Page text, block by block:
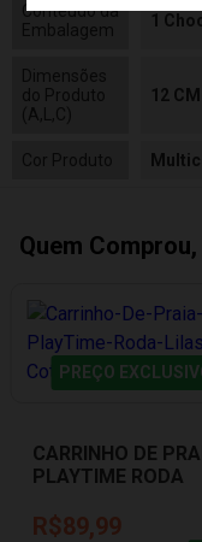
Conteúdo da
Embalagem
1
Dimensões
do Produto
(A,L,C)
12
Cor Produto
Quem
PREÇO
CARRINHO DE
PLAYTIME RODA
R$89,99